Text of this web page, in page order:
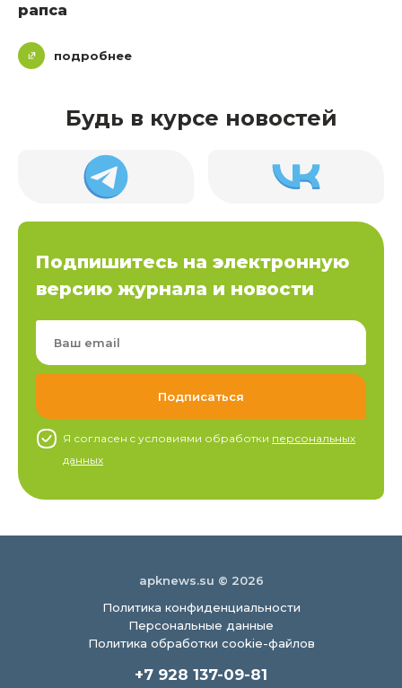
рапса
подробнее
Будь в курсе новостей
Подпишитесь на электронную
версию журнала и новости
Я согласен c условиями обработки персональных
данных
apknews.su © 2026
Политика конфиденциальности
Персональные данные
Политика обработки cookie-файлов
+7 928 137-09-81